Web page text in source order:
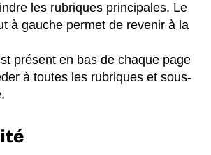
les rubriques principales. Le
à gauche permet de revenir à la
présent en bas de chaque page
à toutes les rubriques et sous-